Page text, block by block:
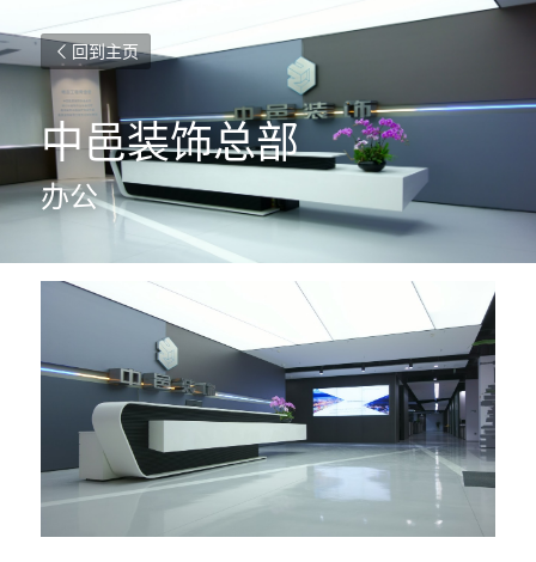
回到主页
中邑装饰总部
办公